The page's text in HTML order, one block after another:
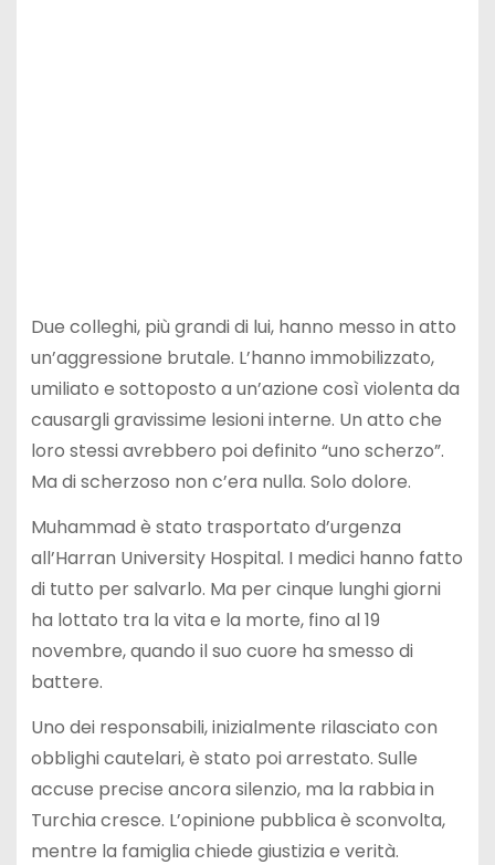
Due colleghi, più grandi di lui, hanno messo in atto
un’aggressione brutale. L’hanno immobilizzato,
umiliato e sottoposto a un’azione così violenta da
causargli gravissime lesioni interne. Un atto che
loro stessi avrebbero poi definito “uno scherzo”.
Ma di scherzoso non c’era nulla. Solo dolore.
Muhammad è stato trasportato d’urgenza
all’Harran University Hospital. I medici hanno fatto
di tutto per salvarlo. Ma per cinque lunghi giorni
ha lottato tra la vita e la morte, fino al 19
novembre, quando il suo cuore ha smesso di
battere.
Uno dei responsabili, inizialmente rilasciato con
obblighi cautelari, è stato poi arrestato. Sulle
accuse precise ancora silenzio, ma la rabbia in
Turchia cresce. L’opinione pubblica è sconvolta,
mentre la famiglia chiede giustizia e verità.